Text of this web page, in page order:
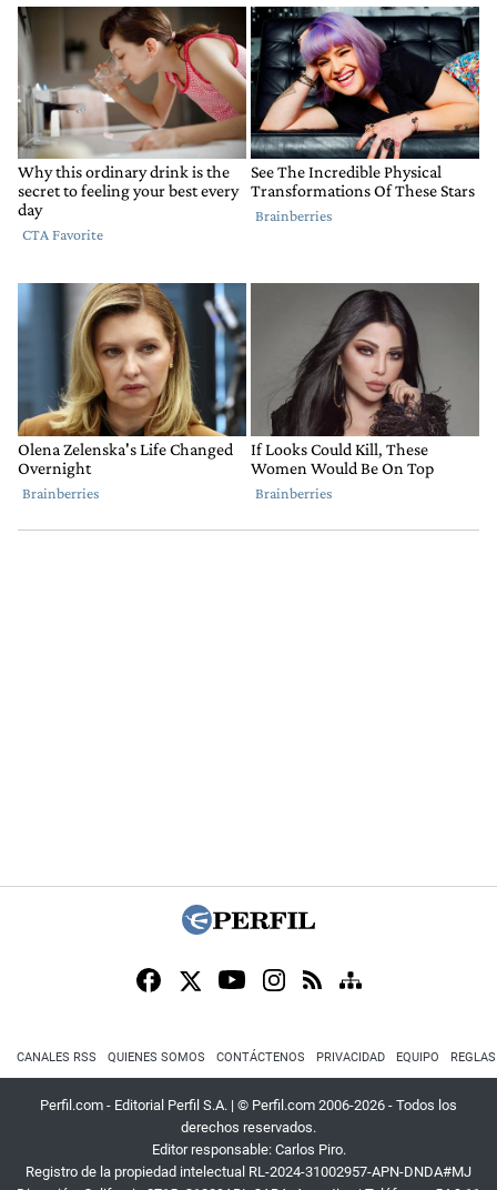
CANALES RSS QUIENES SOMOS CONTÁCTENOS PRIVACIDAD EQUIPO
Perfil.com - Editorial Perfil S.A. | © Perfil.com 2006-2026 - Todos los
derechos reservados.
Editor responsable: Carlos Piro.
Registro de la propiedad intelectual RL-2024-31002957-APN-DNDA#MJ